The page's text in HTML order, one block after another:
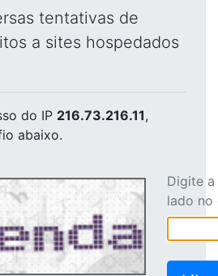
tentativas de
a sites hospedados
do IP 216.73.216.11,
abaixo.
Digite
lado no